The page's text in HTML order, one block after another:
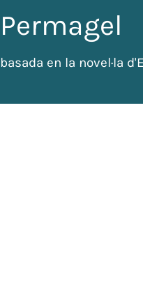
Permagel
basada en la novel·la